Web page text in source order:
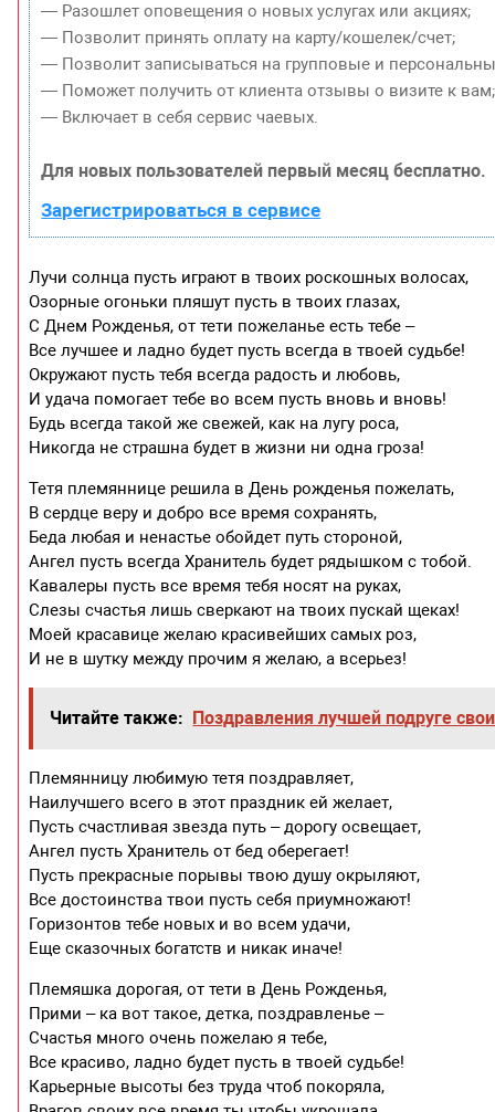
— Разошлет оповещения о новых услугах или акциях;
— Позволит принять оплату на карту/кошелек/счет;
— Позволит записываться на групповые и
— Поможет получить от клиента отзывы о визите к вам;
— Включает в себя сервис чаевых.
Для новых пользователей первый месяц бесплатно.
Зарегистрироваться в сервисе
Лучи солнца пусть играют в твоих роскошных волосах,
Озорные огоньки пляшут пусть в твоих глазах,
С Днем Рожденья, от тети пожеланье есть тебе –
Все лучшее и ладно будет пусть всегда в твоей судьбе!
Окружают пусть тебя всегда радость и любовь,
И удача помогает тебе во всем пусть вновь и вновь!
Будь всегда такой же свежей, как на лугу роса,
Никогда не страшна будет в жизни ни одна гроза!
Тетя племяннице решила в День рожденья пожелать,
В сердце веру и добро все время сохранять,
Беда любая и ненастье обойдет путь стороной,
Ангел пусть всегда Хранитель будет рядышком с тобой.
Кавалеры пусть все время тебя носят на руках,
Слезы счастья лишь сверкают на твоих пускай щеках!
Моей красавице желаю красивейших самых роз,
И не в шутку между прочим я желаю, а всерьез!
Читайте также: Поздравления лучшей подруге
Племянницу любимую тетя поздравляет,
Наилучшего всего в этот праздник ей желает,
Пусть счастливая звезда путь – дорогу освещает,
Ангел пусть Хранитель от бед оберегает!
Пусть прекрасные порывы твою душу окрыляют,
Все достоинства твои пусть себя приумножают!
Горизонтов тебе новых и во всем удачи,
Еще сказочных богатств и никак иначе!
Племяшка дорогая, от тети в День Рожденья,
Прими – ка вот такое, детка, поздравленье –
Счастья много очень пожелаю я тебе,
Все красиво, ладно будет пусть в твоей судьбе!
Карьерные высоты без труда чтоб покоряла,